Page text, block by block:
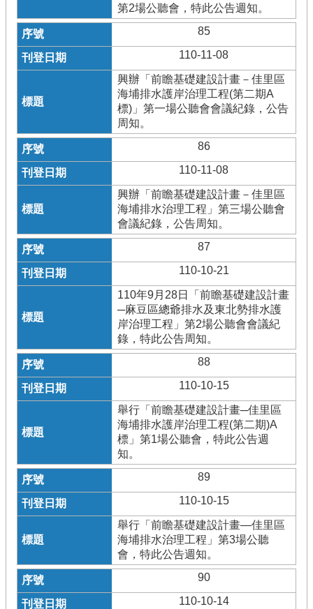
第2場公聽會，特此公告週知。
85
110-11-08
興辦「前瞻基礎建設計畫－佳里區
海埔排水護岸治理工程(第二期A
標)」第一場公聽會會議紀錄，公告
周知。
86
110-11-08
興辦「前瞻基礎建設計畫－佳里區
海埔排水治理工程」第三場公聽會
會議紀錄，公告周知。
87
110-10-21
110年9月28日「前瞻基礎建設計畫
─麻豆區總爺排水及東北勢排水護
岸治理工程」第2場公聽會會議紀
錄，特此公告周知。
88
110-10-15
舉行「前瞻基礎建設計畫─佳里區
海埔排水護岸治理工程(第二期)A
標」第1場公聽會，特此公告週
知。
89
110-10-15
舉行「前瞻基礎建設計畫—佳里區
海埔排水治理工程」第3場公聽
會，特此公告週知。
90
110-10-14